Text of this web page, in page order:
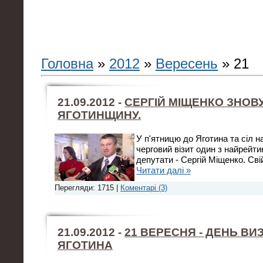
Головна» 2012 » Вересень » 21
21.09.2012 - СЕРГІЙ МІЩЕНКО
ЯГОТИНЩИНУ.
У п'ятницю до Яготина та сіл
черговий візит один з
депутати - Сергій Міщенко.
Читати далі »
Перегляди: 1715 | Коментарі (3)
21.09.2012 - 21 ВЕРЕСНЯ - ДЕНЬ
ЯГОТИНА